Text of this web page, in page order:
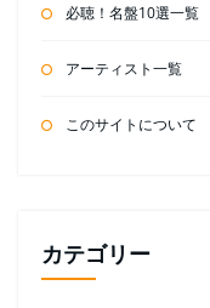
必聴！名盤10選一覧
アーティスト一覧
このサイトについて
カテゴリー